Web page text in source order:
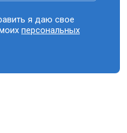
я даю свое
персональных